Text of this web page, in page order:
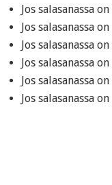
Jos salasanassa on
Jos salasanassa on
Jos salasanassa on
Jos salasanassa on
Jos salasanassa on
Jos salasanassa on